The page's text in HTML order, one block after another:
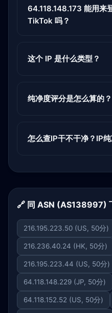
64.118.148.173 能用
TikTok 吗？
这个 IP 是什么类型？
纯净度评分是怎么算的？
怎么查IP干不干净？IP
🔗 同 ASN (AS138997)
216.195.223.50 (US, 50分)
216.236.40.24 (HK, 50分)
216.195.223.44 (US, 50分)
64.118.148.229 (JP, 50分)
64.118.152.52 (US, 50分)